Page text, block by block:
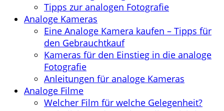
Tipps zur analogen Fotografie
Analoge Kameras
Eine Analoge Kamera kaufen – Tipps für
den Gebrauchtkauf
Kameras für den Einstieg in die analoge
Fotografie
Anleitungen für analoge Kameras
Analoge Filme
Welcher Film für welche Gelegenheit?